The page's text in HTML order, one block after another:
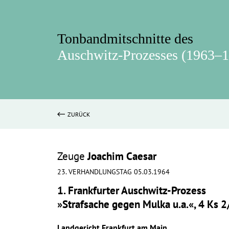
Tonbandmitschnitte des
Auschwitz-Prozesses
ZURÜCK
ZeugeJoachim Caesar
23. VERHANDLUNGSTAG 05.03.1964
1. Frankfurter Auschwitz-Prozess
»Strafsache gegen Mulka u.a.«, 4 Ks